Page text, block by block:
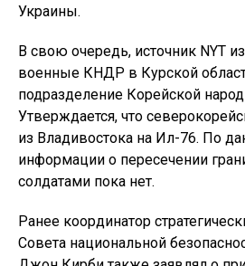
Украины.
В свою очередь, источник NYT
военные КНДР в Курской
подразделение Корейской
Утверждается, что
из Владивостока на Ил-76. По
информации о пересечении
солдатами пока нет.
Ранее координатор
Совета национальной